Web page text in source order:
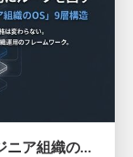
Fable5との実践から生まれた非エンジニア組織のループエンジニアリング